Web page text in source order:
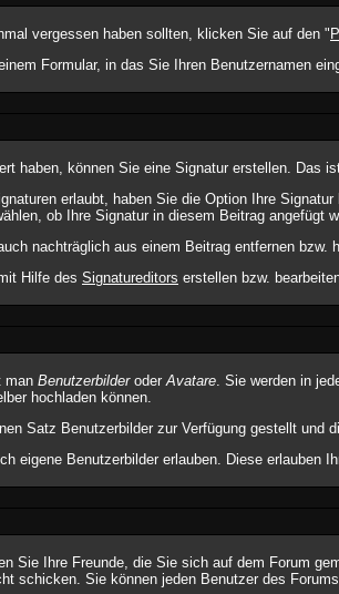
vergessen haben sollten, klicken Sie auf den "
Formular, in das Sie Ihren Benutzernamen
haben, können Sie eine Signatur erstellen. Das
erlaubt, haben Sie die Option Ihre
ob Ihre Signatur in diesem Beitrag angefügt
nachträglich aus einem Beitrag entfernen
Hilfe des Signatureditors erstellen bzw.
man BenutzerbilderoderAvatare. Sie werden in
hochladen können.
Satz Benutzerbilder zur Verfügung gestellt und
eigene Benutzerbilder erlauben. Diese erlauben
Sie Ihre Freunde, die Sie sich auf dem Forum
schicken. Sie können jeden Benutzer des